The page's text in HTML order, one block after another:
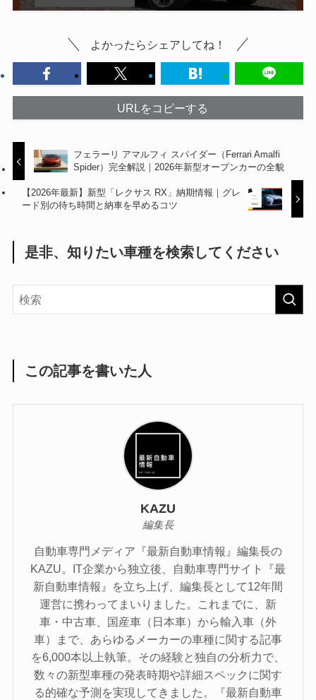
よかったらシェアしてね！
URLをコピーする
フェラーリ アマルフィ スパイダー（Ferrari Amalfi
Spider）完全解説｜2026年新型オープンカーの全貌
【2026年最新】新型「レクサス RX」納期情報｜グレ
ード別の待ち時間と納車を早めるコツ
是非、知りたい車種を検索してください
この記事を書いた人
KAZU
編集長
自動車専門メディア『最新自動車情報』編集長の
KAZU。IT企業から独立後、自動車専門サイト『最
新自動車情報』を立ち上げ、編集長として12年間
運営に携わってまいりました。これまでに、新
車・中古車、国産車（日本車）から輸入車（外
車）まで、あらゆるメーカーの車種に関する記事
を6,000本以上執筆。その経験と独自の分析力で、
数々の新型車種の発表時期や詳細スペックに関す
る的確な予測を実現してきました。『最新自動車